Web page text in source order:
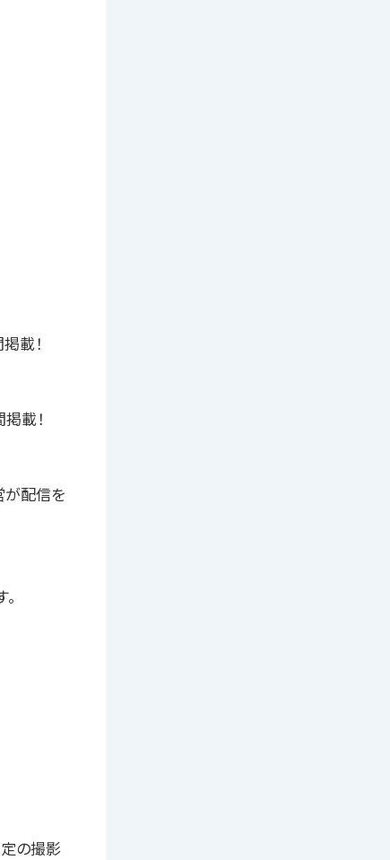
載！
載！
が配信を
の撮影